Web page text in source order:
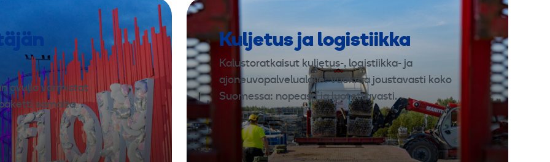
avulla varmistat
samalta
Kuljetus ja logistiikka
Kalustoratkaisut kuljetus-, logistiikka- ja
ajoneuvopalvelualalle. Vuokraa joustavasti koko
Suomessa: nopeasti ja luotettavasti.